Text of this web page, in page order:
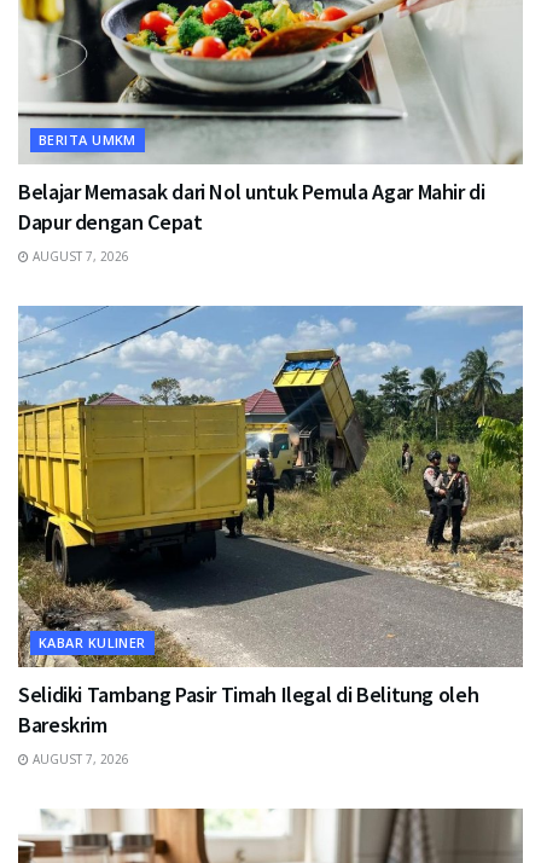
BERITA UMKM
Belajar Memasak dari Nol untuk Pemula Agar Mahir di
Dapur dengan Cepat
AUGUST 7, 2026
KABAR KULINER
Selidiki Tambang Pasir Timah Ilegal di Belitung oleh
Bareskrim
AUGUST 7, 2026